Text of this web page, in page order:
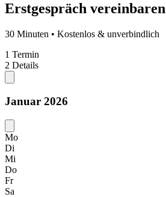
Erstgespräch vereinbaren
30 Minuten • Kostenlos & unverbindlich
1 Termin
2 Details
Januar 2026
Mo
Di
Mi
Do
Fr
Sa